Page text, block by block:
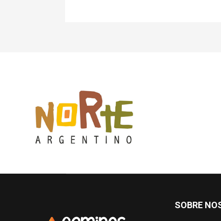
SOBRE